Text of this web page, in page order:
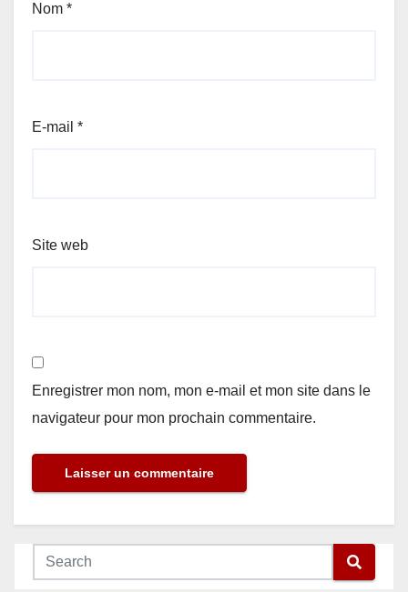
Nom *
E-mail *
Site web
Enregistrer mon nom, mon e-mail et mon site dans le
navigateur pour mon prochain commentaire.